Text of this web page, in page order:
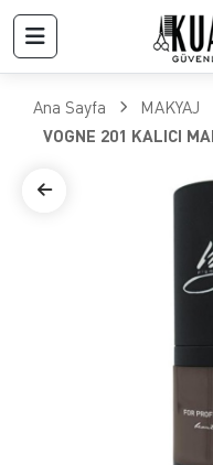
Ana Sayfa MAKYAJ
VOGNE 201 KALICI